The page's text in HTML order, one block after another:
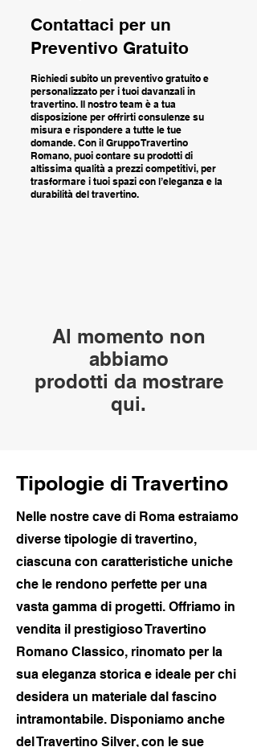
Contattaci per un
Preventivo Gratuito
Richiedi subito un preventivo gratuito e
personalizzato per i tuoi davanzali in
travertino. Il nostro team è a tua
disposizione per offrirti consulenze su
misura e rispondere a tutte le tue
domande. Con il Gruppo Travertino
Romano, puoi contare su prodotti di
altissima qualità a prezzi competitivi, per
trasformare i tuoi spazi con l’eleganza e la
durabilità del travertino.
Al momento non
abbiamo
prodotti da mostrare
qui.
Tipologie di Travertino
Nelle nostre cave di Roma estraiamo
diverse tipologie di travertino,
ciascuna con caratteristiche uniche
che le rendono perfette per una
vasta gamma di progetti. Offriamo in
vendita il prestigioso Travertino
Romano Classico, rinomato per la
sua eleganza storica e ideale per chi
desidera un materiale dal fascino
intramontabile. Disponiamo anche
del Travertino Silver, con le sue